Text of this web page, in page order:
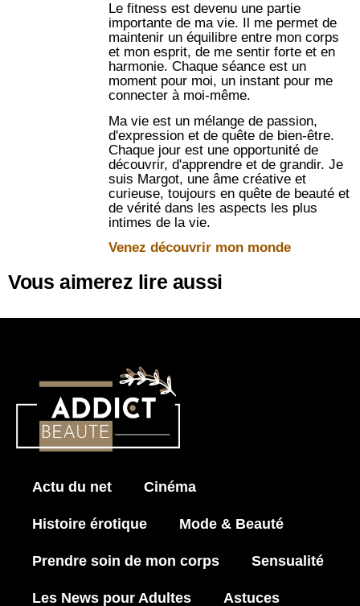
Le fitness est devenu une partie
importante de ma vie. Il me permet de
maintenir un équilibre entre mon corps
et mon esprit, de me sentir forte et en
harmonie. Chaque séance est un
moment pour moi, un instant pour me
connecter à moi-même.
Ma vie est un mélange de passion,
d'expression et de quête de bien-être.
Chaque jour est une opportunité de
découvrir, d'apprendre et de grandir. Je
suis Margot, une âme créative et
curieuse, toujours en quête de beauté et
de vérité dans les aspects les plus
intimes de la vie.
Venez découvrir mon monde
Vous aimerez lire aussi
Actu du net Cinéma
Histoire érotique Mode & Beauté
Prendre soin de mon corps Sensualité
Les News pour Adultes Astuces